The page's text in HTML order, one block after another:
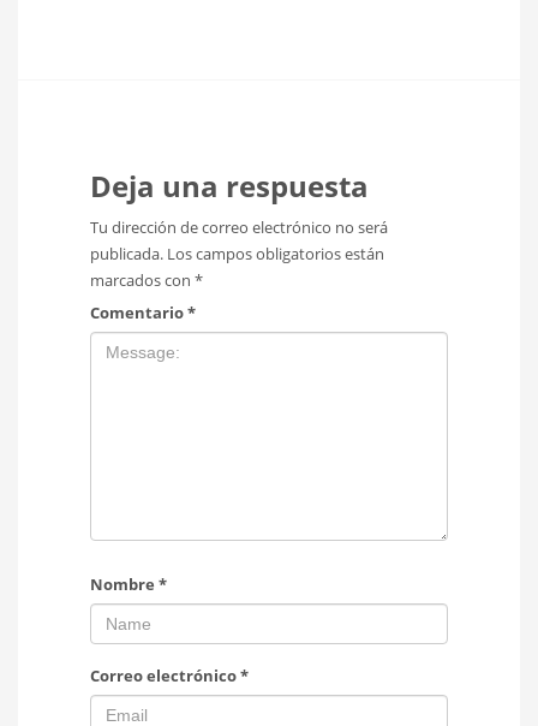
Deja una respuesta
Tu dirección de correo electrónico no será
publicada. Los campos obligatorios están
marcados con *
Comentario*
Nombre *
Correo electrónico*